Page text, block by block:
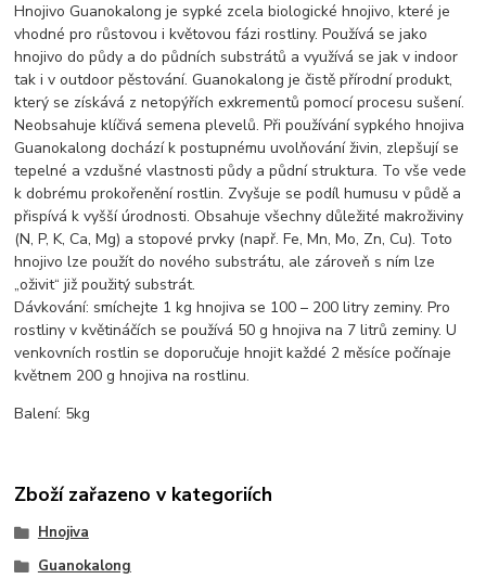
Hnojivo Guanokalong je sypké zcela biologické hnojivo, které je
vhodné pro růstovou i květovou fázi rostliny. Používá se jako
hnojivo do půdy a do půdních substrátů a využívá se jak v indoor
tak i v outdoor pěstování. Guanokalong je čistě přírodní produkt,
který se získává z netopýřích exkrementů pomocí procesu sušení.
Neobsahuje klíčivá semena plevelů. Při používání sypkého hnojiva
Guanokalong dochází k postupnému uvolňování živin, zlepšují se
tepelné a vzdušné vlastnosti půdy a půdní struktura. To vše vede
k dobrému prokořenění rostlin. Zvyšuje se podíl humusu v půdě a
přispívá k vyšší úrodnosti. Obsahuje všechny důležité makroživiny
(N, P, K, Ca, Mg) a stopové prvky (např. Fe, Mn, Mo, Zn, Cu). Toto
hnojivo lze použít do nového substrátu, ale zároveň s ním lze
„oživit“ již použitý substrát.
Dávkování: smíchejte 1 kg hnojiva se 100 – 200 litry zeminy. Pro
rostliny v květináčích se používá 50 g hnojiva na 7 litrů zeminy. U
venkovních rostlin se doporučuje hnojit každé 2 měsíce počínaje
květnem 200 g hnojiva na rostlinu.
Balení: 5kg
Zboží zařazeno v kategoriích
Hnojiva
Guanokalong